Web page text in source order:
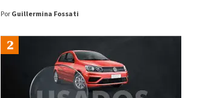
Por Guillermina Fossati